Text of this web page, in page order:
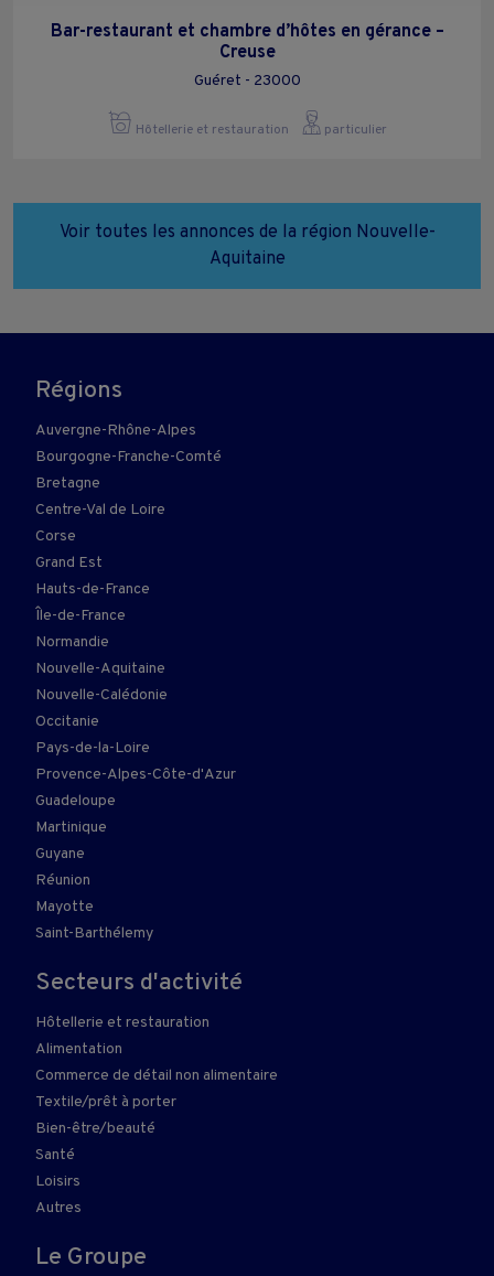
Bar-restaurant et chambre d’hôtes en gérance –
Creuse
Guéret - 23000
Hôtellerie et restauration particulier
Voir toutes les annonces de la région Nouvelle-
Aquitaine
Régions
Auvergne-Rhône-Alpes
Bourgogne-Franche-Comté
Bretagne
Centre-Val de Loire
Corse
Grand Est
Hauts-de-France
Île-de-France
Normandie
Nouvelle-Aquitaine
Nouvelle-Calédonie
Occitanie
Pays-de-la-Loire
Provence-Alpes-Côte-d'Azur
Guadeloupe
Martinique
Guyane
Réunion
Mayotte
Saint-Barthélemy
Secteurs d'activité
Hôtellerie et restauration
Alimentation
Commerce de détail non alimentaire
Textile/prêt à porter
Bien-être/beauté
Santé
Loisirs
Autres
Le Groupe